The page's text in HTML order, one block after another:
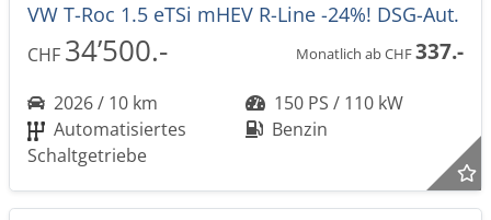
VW T-Roc 1.5 eTSi mHEV R-Line -24%! DSG-Aut.
CHF 34’500.- Monatlich ab CHF337.-
2026 / 10 km
150 PS / 110 kW
Automatisiertes
Schaltgetriebe
Benzin